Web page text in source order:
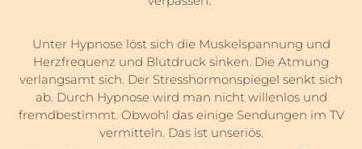
Unter Hypnose löst sich die Muskelspannung und
Herzfrequenz und Blutdruck sinken. Die Atmung
verlangsamt sich. Der Stresshormonspiegel senkt sich
ab. Durch Hypnose wird man nicht willenlos und
fremdbestimmt. Obwohl das einige Sendungen im TV
vermitteln. Das ist unseriös.